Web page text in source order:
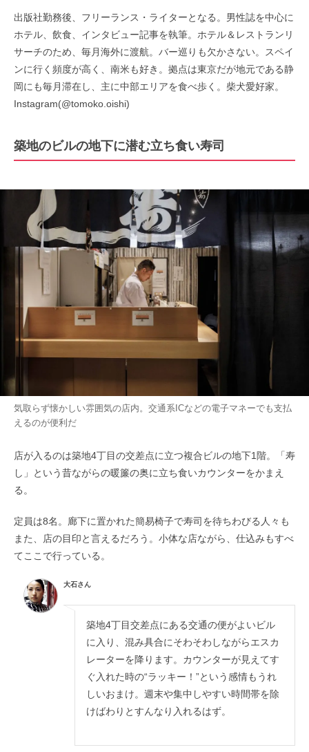
出版社勤務後、フリーランス・ライターとなる。男性誌を中心に
ホテル、飲食、インタビュー記事を執筆。ホテル＆レストランリ
サーチのため、毎月海外に渡航。バー巡りも欠かさない。スペイ
ンに行く頻度が高く、南米も好き。拠点は東京だが地元である静
岡にも毎月滞在し、主に中部エリアを食べ歩く。柴犬愛好家。
Instagram(@tomoko.oishi)
築地のビルの地下に潜む立ち食い寿司
気取らず懐かしい雰囲気の店内。交通系ICなどの電子マネーでも支払
えるのが便利だ
店が入るのは築地4丁目の交差点に立つ複合ビルの地下1階。「寿
し」という昔ながらの暖簾の奥に立ち食いカウンターをかまえ
る。
定員は8名。廊下に置かれた簡易椅子で寿司を待ちわびる人々も
また、店の目印と言えるだろう。小体な店ながら、仕込みもすべ
てここで行っている。
大石さん
築地4丁目交差点にある交通の便がよいビル
に入り、混み具合にそわそわしながらエスカ
レーターを降ります。カウンターが見えてす
ぐ入れた時の“ラッキー！”という感情もうれ
しいおまけ。週末や集中しやすい時間帯を除
けばわりとすんなり入れるはず。